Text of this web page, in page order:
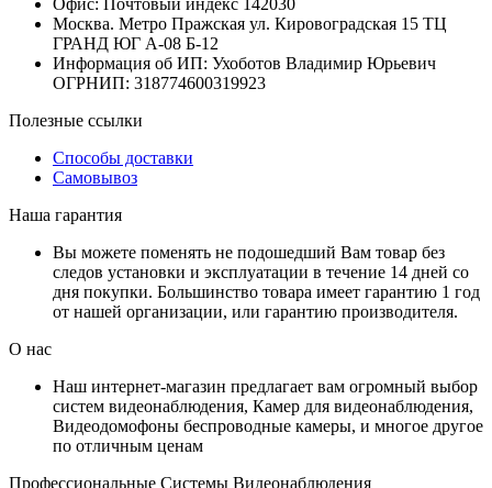
Офис: Почтовый индекс 142030
Москва. Метро Пражская ул. Кировоградская 15 ТЦ
ГРАНД ЮГ А-08 Б-12
Информация об ИП: Ухоботов Владимир Юрьевич
ОГРНИП: 318774600319923
Полезные ссылки
Способы доставки
Самовывоз
Наша гарантия
Вы можете поменять не подошедший Вам товар без
следов установки и эксплуатации в течение 14 дней со
дня покупки. Большинство товара имеет гарантию 1 год
от нашей организации, или гарантию производителя.
О нас
Наш интернет-магазин предлагает вам огромный выбор
систем видеонаблюдения, Камер для видеонаблюдения,
Видеодомофоны беспроводные камеры, и многое другое
по отличным ценам
Профессиональные Системы Видеонаблюдения